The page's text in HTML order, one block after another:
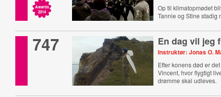
Awards
2014
Op til klimatopmødet
Tannie og Stine stadig
747 En dag vil jeg
Instruktør: Jonas O.
Efter konens død er
Vincent, hvor flygtigt
drømme skal udleves.